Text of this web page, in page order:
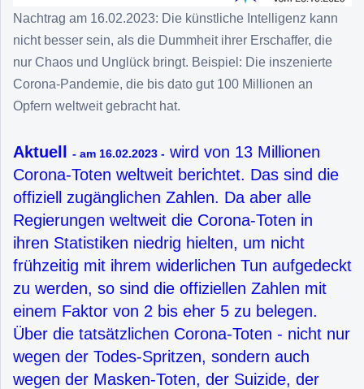
Nachtrag am 16.02.2023: Die künstliche Intelligenz kann
nicht besser sein, als die Dummheit ihrer Erschaffer, die
nur Chaos und Unglück bringt. Beispiel: Die inszenierte
Corona-Pandemie, die bis dato gut 100 Millionen an
Opfern weltweit gebracht hat.
Aktuell - am 16.02.2023 - wird von 13 Millionen
Corona-Toten weltweit berichtet. Das sind die
offiziell zugänglichen Zahlen. Da aber alle
Regierungen weltweit die Corona-Toten in
ihren Statistiken niedrig hielten, um nicht
frühzeitig mit ihrem widerlichen Tun aufgedeckt
zu werden, so sind die offiziellen Zahlen mit
einem Faktor von 2 bis eher 5 zu belegen.
Über die tatsätzlichen Corona-Toten - nicht nur
wegen der Todes-Spritzen, sondern auch
wegen der Masken-Toten, der Suizide, der